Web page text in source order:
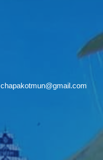
chapakotmun@gmail.com